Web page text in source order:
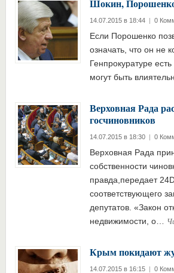
Шокин,
14.07.2015 в 18:44 | 0
Если Порошенко
означать, что он не
Генпрокуратуре
могут быть
Верховная Рада
госчиновников
14.07.2015 в 18:30 | 0
Верховная Рада
собственности
правда,передает
соответствующего
депутатов. «Закон
недвижимости, о…
Крым покидают
14.07.2015 в 16:15 | 0